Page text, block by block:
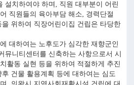
설치하여야 하며, 직원 대부분이 어린
직원들의 육아부담 해소, 경력단절
위하여 직장어린이집 건립은 타당한
대하여는 노후도가 심각한 재향군인
뮤니티센터를 신축하는 사항으로서 시
활동 실현 등을 위하여 적절하게 추진
건물 활용계획 등에 대하여는 심도